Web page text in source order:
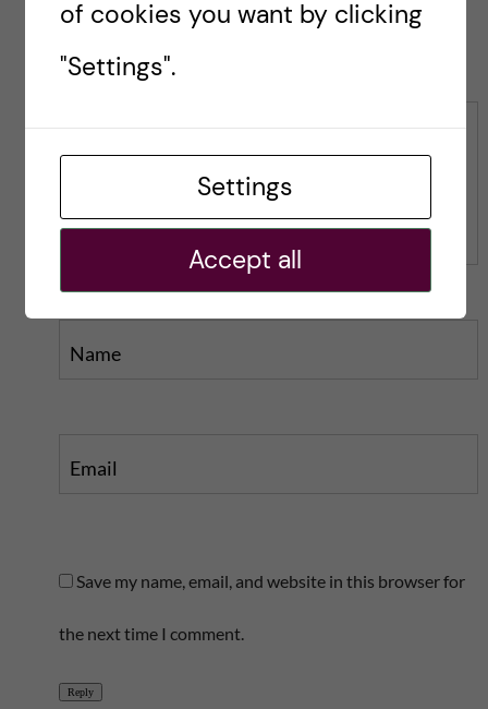
t
i
p
o
s
p
t
Comment
Name
Email
Save my name, email, and website in this browser for
the next time I comment.
Reply
of cookies you want by clicking
"Settings".
Settings
Accept all